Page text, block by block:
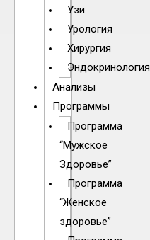
Узи
Урология
Хирургия
Эндокринология
Анализы
Программы
Программа
“Мужское
Здоровье”
Программа
“Женское
здоровье”